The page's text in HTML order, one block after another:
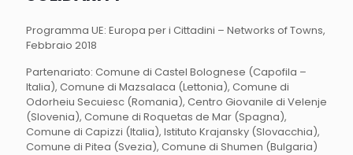
Programma UE: Europa per i Cittadini – Networks of Towns,
Febbraio 2018
Partenariato: Comune di Castel Bolognese (Capofila –
Italia), Comune di Mazsalaca (Lettonia), Comune di
Odorheiu Secuiesc (Romania), Centro Giovanile di Velenje
(Slovenia), Comune di Roquetas de Mar (Spagna),
Comune di Capizzi (Italia), Istituto Krajansky (Slovacchia),
Comune di Pitea (Svezia), Comune di Shumen (Bulgaria)